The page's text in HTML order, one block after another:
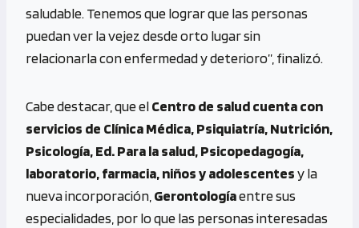
saludable. Tenemos que lograr que las personas
puedan ver la vejez desde orto lugar sin
relacionarla con enfermedad y deterioro”, finalizó.
Cabe destacar, que elCentro de salud cuenta con
servicios de Clínica Médica, Psiquiatría, Nutrición,
Psicología, Ed. Para la salud, Psicopedagogía,
laboratorio, farmacia, niños y adolescentesy la
nueva incorporación, Gerontologíaentre sus
especialidades, por lo que las personas interesadas